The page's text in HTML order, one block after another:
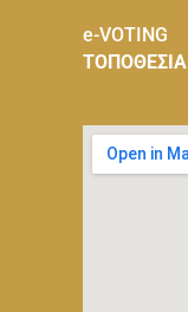
e-VOTING
ΤΟΠΟΘΕΣΙΑ